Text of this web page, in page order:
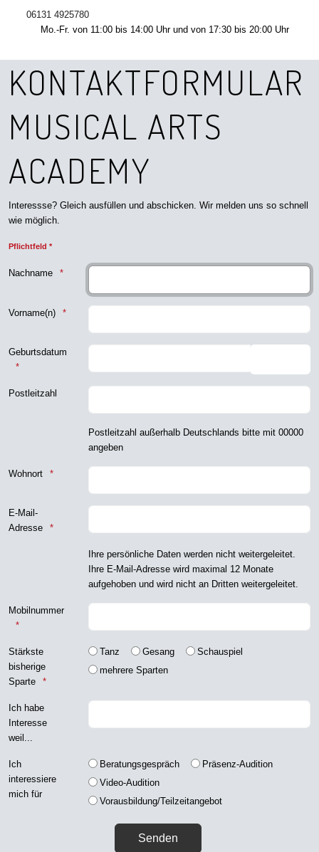
06131 4925780
Mo.-Fr. von 11:00 bis 14:00 Uhr und von 17:30 bis 20:00 Uhr
KONTAKTFORMULAR
MUSICAL ARTS
ACADEMY
Interessse? Gleich ausfüllen und abschicken. Wir melden uns so schnell
wie möglich.
Pflichtfeld *
Nachname
Vorname(n)
Geburtsdatum
Postleitzahl
Postleitzahl außerhalb Deutschlands bitte mit 00000
angeben
Wohnort
E-Mail-
Adresse
Ihre persönliche Daten werden nicht weitergeleitet.
Ihre E-Mail-Adresse wird maximal 12 Monate
aufgehoben und wird nicht an Dritten weitergeleitet.
Mobilnummer
Stärkste
bisherige
Sparte
Tanz Gesang
Schauspiel
mehrere Sparten
Ich habe
Interesse
weil...
Ich
interessiere
mich für
Beratungsgespräch
Präsenz-Audition
Video-Audition
Vorausbildung/Teilzeitangebot